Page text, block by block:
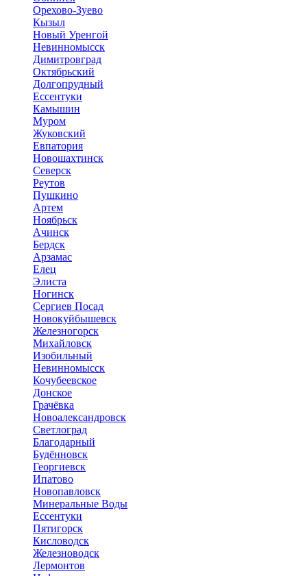
Орехово-Зуево
Кызыл
Новый Уренгой
Невинномысск
Димитровград
Октябрьский
Долгопрудный
Ессентуки
Камышин
Муром
Жуковский
Евпатория
Новошахтинск
Северск
Реутов
Пушкино
Артем
Ноябрьск
Ачинск
Бердск
Арзамас
Елец
Элиста
Ногинск
Сергиев Посад
Новокуйбышевск
Железногорск
Михайловск
Изобильный
Невинномысск
Кочубеевское
Донское
Грачёвка
Новоалександровск
Светлоград
Благодарный
Будённовск
Георгиевск
Ипатово
Новопавловск
Минеральные Воды
Ессентуки
Пятигорск
Кисловодск
Железноводск
Лермонтов